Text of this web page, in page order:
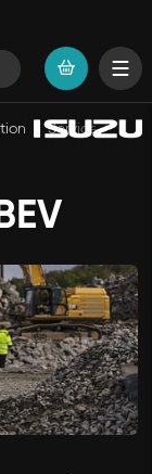
Service